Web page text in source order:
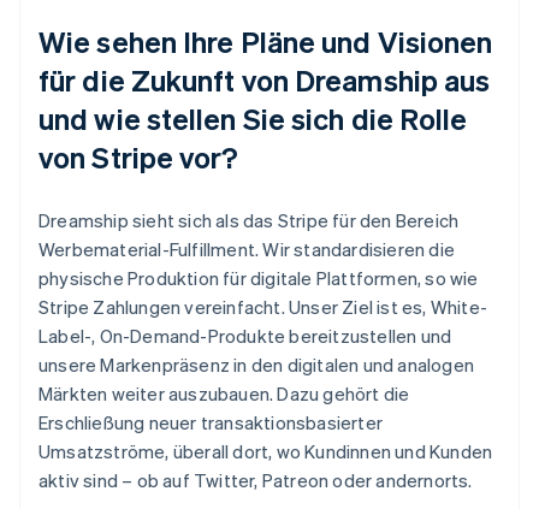
Wie sehen Ihre Pläne und Visionen
für die Zukunft von Dreamship aus
und wie stellen Sie sich die Rolle
von Stripe vor?
Dreamship sieht sich als das Stripe für den Bereich
Werbematerial-Fulfillment. Wir standardisieren die
physische Produktion für digitale Plattformen, so wie
Stripe Zahlungen vereinfacht. Unser Ziel ist es, White-
Label-, On-Demand-Produkte bereitzustellen und
unsere Markenpräsenz in den digitalen und analogen
Märkten weiter auszubauen. Dazu gehört die
Erschließung neuer transaktionsbasierter
Umsatzströme, überall dort, wo Kundinnen und Kunden
aktiv sind – ob auf Twitter, Patreon oder andernorts.